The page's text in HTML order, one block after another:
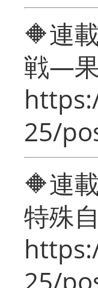
🔶連
戦―
25/
🔶連
特殊